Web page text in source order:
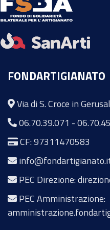
FONDARTIGIANATO
Via di S. Croce in
06.70.39.071 -
CF: 97311470583
PEC Direzione:
PEC Amministrazione: